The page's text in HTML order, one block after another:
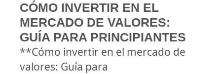
CÓMO INVERTIR EN EL
MERCADO DE VALORES:
GUÍA PARA PRINCIPIANTES
**Cómo invertir en el mercado de
valores: Guía para